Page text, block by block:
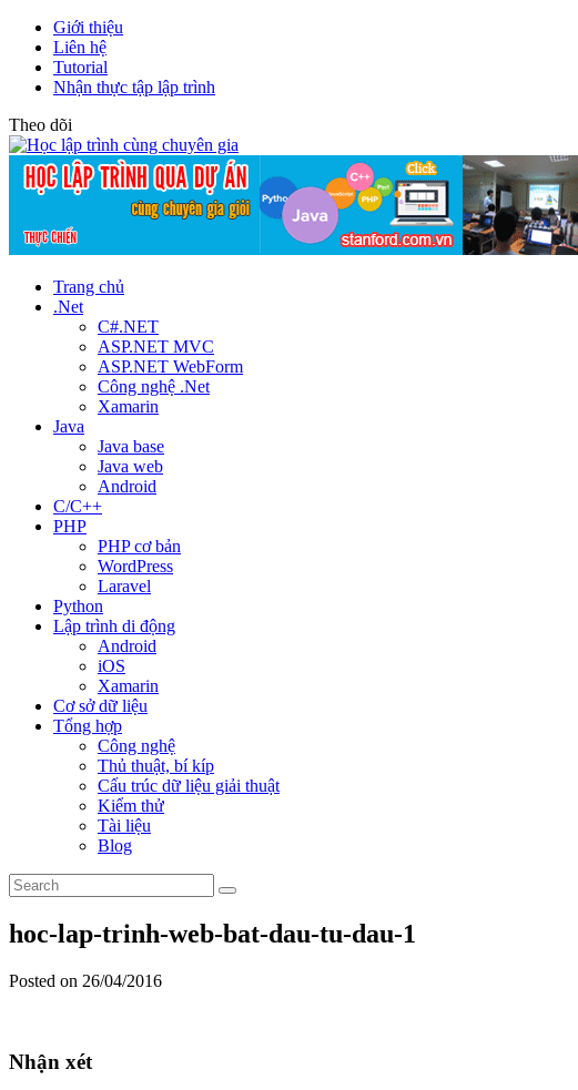
Giới thiệu
Liên hệ
Tutorial
Nhận thực tập lập trình
Theo dõi
Trang chủ
.Net
C#.NET
ASP.NET MVC
ASP.NET WebForm
Công nghệ .Net
Xamarin
Java
Java base
Java web
Android
C/C++
PHP
PHP cơ bản
WordPress
Laravel
Python
Lập trình di động
Android
iOS
Xamarin
Cơ sở dữ liệu
Tổng hợp
Công nghệ
Thủ thuật, bí kíp
Cấu trúc dữ liệu giải thuật
Kiểm thử
Tài liệu
Blog
hoc-lap-trinh-web-bat-dau-tu-dau-1
Posted on 26/04/2016
Nhận xét